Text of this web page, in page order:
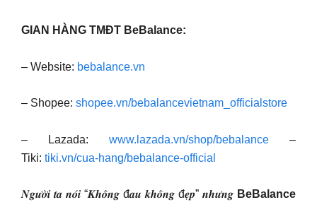
GIAN HÀNG TMĐT BeBalance:
– Website: bebalance.vn
– Shopee: shopee.vn/bebalancevietnam_officialstore
– Lazada: www.lazada.vn/shop/bebalance –
Tiki: tiki.vn/cua-hang/bebalance-official
𝑵𝒈𝒖̛𝒐̛̀𝒊 𝒕𝒂 𝒏𝒐́𝒊 “𝑲𝒉𝒐̂𝒏𝒈 đ𝒂𝒖 𝒌𝒉𝒐̂𝒏𝒈 đ𝒆̣𝒑” 𝒏𝒉𝒖̛𝒏𝒈 BeBalance